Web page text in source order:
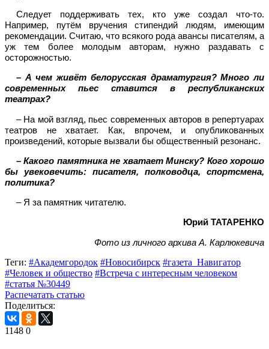
Следует поддерживать тех, кто уже создал что-то.
Например, путём вручения стипендий людям, имеющим
рекомендации. Считаю, что всякого рода авансы писателям, а
уж тем более молодым авторам, нужно раздавать с
осторожностью.
– А чем живёт белорусская драматургия? Много ли
современных пьес ставится в республиканских
театрах?
– На мой взгляд, пьес современных авторов в репертуарах
театров не хватает. Как, впрочем, и опубликованных
произведений, которые вызвали бы общественный резонанс.
– Какого памятника не хватает Минску? Кого хорошо
бы увековечить: писателя, полководца, спортсмена,
политика?
– Я за памятник читателю.
Юрий ТАТАРЕНКО
Фото из личного архива А. Карлюкевича
Теги: #Академгородок #Новосибирск #газета_Навигатор
#Человек и общество #Встреча с интересным человеком
#статья №30449
Распечатать статью
Поделиться:
1148 0